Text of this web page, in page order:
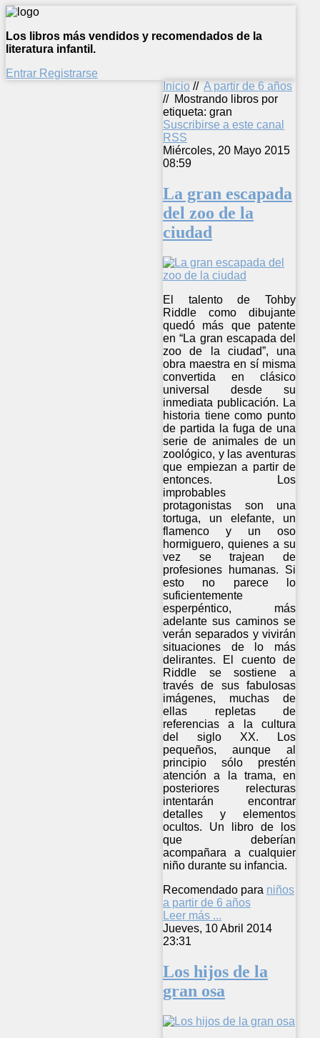
Los libros más vendidos y recomendados de la
literatura infantil.
Entrar Registrarse
Inicio // A partir de 6 años
// Mostrando libros por
etiqueta: gran
Suscribirse a este canal
RSS
Miércoles, 20 Mayo 2015
08:59
La gran escapada
del zoo de la
ciudad
El talento de Tohby
Riddle como dibujante
quedó más que patente
en “La gran escapada del
zoo de la ciudad”, una
obra maestra en sí misma
convertida en clásico
universal desde su
inmediata publicación. La
historia tiene como punto
de partida la fuga de una
serie de animales de un
zoológico, y las aventuras
que empiezan a partir de
entonces. Los
improbables
protagonistas son una
tortuga, un elefante, un
flamenco y un oso
hormiguero, quienes a su
vez se trajean de
profesiones humanas. Si
esto no parece lo
suficientemente
esperpéntico, más
adelante sus caminos se
verán separados y vivirán
situaciones de lo más
delirantes. El cuento de
Riddle se sostiene a
través de sus fabulosas
imágenes, muchas de
ellas repletas de
referencias a la cultura
del siglo XX. Los
pequeños, aunque al
principio sólo prestén
atención a la trama, en
posteriores relecturas
intentarán encontrar
detalles y elementos
ocultos. Un libro de los
que deberían
acompañara a cualquier
niño durante su infancia.
Recomendado para niños
a partir de 6 años
Leer más ...
Jueves, 10 Abril 2014
23:31
Los hijos de la
gran osa